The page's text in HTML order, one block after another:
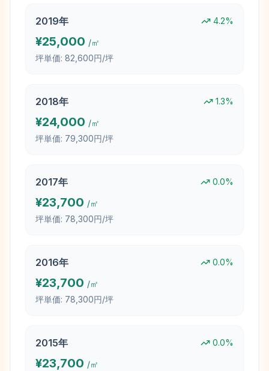
2019年 4.2%
¥25,000 /㎡
坪単価: 82,600円/坪
2018年 1.3%
¥24,000 /㎡
坪単価: 79,300円/坪
2017年 0.0%
¥23,700 /㎡
坪単価: 78,300円/坪
2016年 0.0%
¥23,700 /㎡
坪単価: 78,300円/坪
2015年 0.0%
¥23,700 /㎡